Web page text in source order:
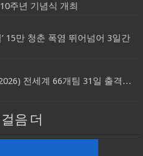
주년 기념식 개최
15만 청춘 폭염 뛰어넘어 3일간
전세계 66개팀 31일 출격…
음 더